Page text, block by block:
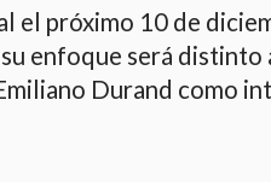
el próximo 10 de
enfoque será distinto
Durand como